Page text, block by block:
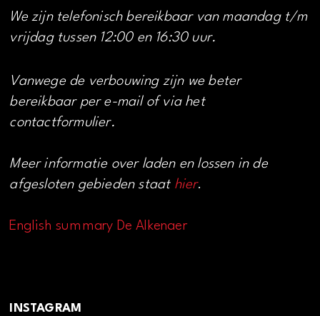
We zijn telefonisch bereikbaar van maandag t/m
vrijdag tussen 12:00 en 16:30 uur.
Vanwege de verbouwing zijn we beter
bereikbaar per e-mail of via het
contactformulier.
Meer informatie over laden en lossen in de
afgesloten gebieden staat hier.
English summary De Alkenaer
INSTAGRAM